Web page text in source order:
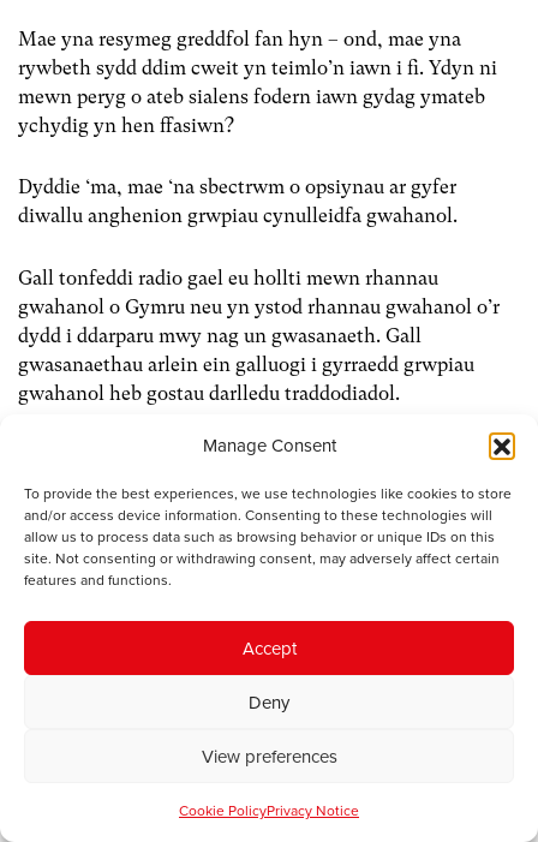
Manage Consent
To provide the best experiences, we use technologies like cookies to store
and/or access device information. Consenting to these technologies will
allow us to process data such as browsing behavior or unique IDs on this
site. Not consenting or withdrawing consent, may adversely affect certain
features and functions.
Accept
Deny
View preferences
Cookie PolicyPrivacy Notice
Mae yna resymeg greddfol fan hyn – ond, mae yna
rywbeth sydd ddim cweit yn teimlo’n iawn i fi. Ydyn ni
mewn peryg o ateb sialens fodern iawn gydag ymateb
ychydig yn hen ffasiwn?
Dyddie ‘ma, mae ‘na sbectrwm o opsiynau ar gyfer
diwallu anghenion grwpiau cynulleidfa gwahanol.
Gall tonfeddi radio gael eu hollti mewn rhannau
gwahanol o Gymru neu yn ystod rhannau gwahanol o’r
dydd i ddarparu mwy nag un gwasanaeth. Gall
gwasanaethau arlein ein galluogi i gyrraedd grwpiau
gwahanol heb gostau darlledu traddodiadol.
A thrwy ddefnyddio cysylltiad dwy-ffordd y rhyngrwyd,
teilwra’n arbennig.
Efallai bod opsiynau mwy radical fyth i ni ystyried.
Cymerwch Radio One fel enghraifft. Dyma i chi frand
pobl ifanc sy’n adnabyddus ac sy’n cael ei garu gan dros
hanner miliwn o bobl yng Nghymru – gan gynnwys dros
unrhyw frand cyfryngau arall yn Ewrop. Yn fras, mae’n